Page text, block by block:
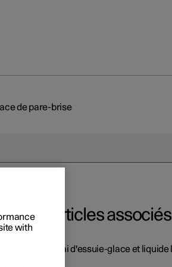
en nature
de pare-brise
Articles associés
with